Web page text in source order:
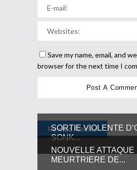
Save my name, email, and
browser for the next time I
Related Articles
SORTIE VIOLENTE
SONK...
NOUVELLE ATTAQUE
MEURTRIERE DE...